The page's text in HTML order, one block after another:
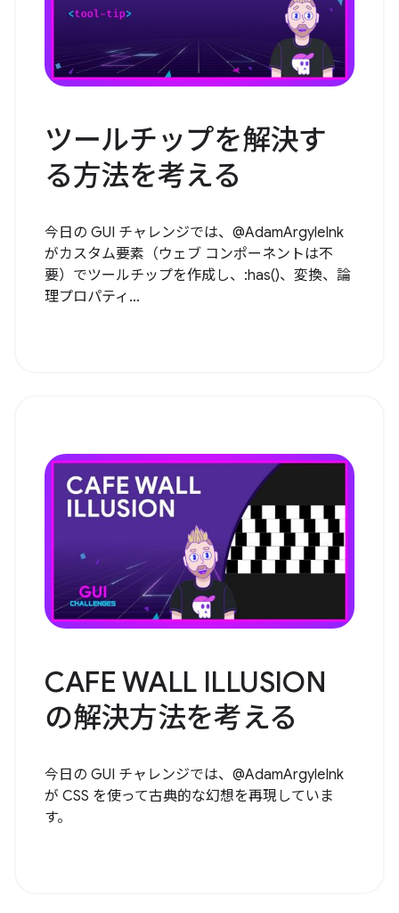
ツールチップを解決す
る方法を考える
今日の GUI チャレンジでは、@AdamArgyleInk
がカスタム要素（ウェブ コンポーネントは不
要）でツールチップを作成し、:has()、変換、論
理プロパティ...
CAFE WALL ILLUSION
の解決方法を考える
今日の GUI チャレンジでは、@AdamArgyleInk
が CSS を使って古典的な幻想を再現していま
す。